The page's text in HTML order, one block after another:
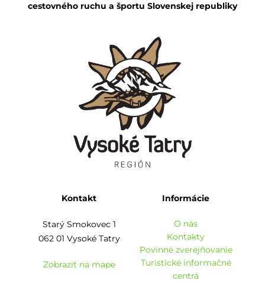
cestovného ruchu a športu Slovenskej republiky
Kontakt
Starý Smokovec 1
062 01 Vysoké Tatry
Zobraziť na mape
Informácie
O nás
Kontakty
Povinné zverejňovanie
Turistické informačné
centrá